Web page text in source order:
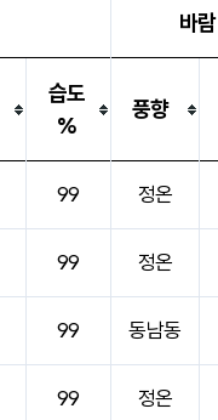
바람
습도
%
풍향
99 정온
99 정온
99 동남동
99 정온